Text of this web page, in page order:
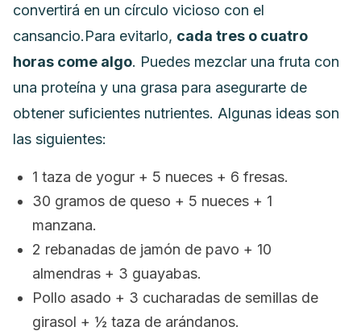
convertirá en un círculo vicioso con el
cansancio.Para evitarlo, cada tres o cuatro
horas come algo. Puedes mezclar una fruta con
una proteína y una grasa para asegurarte de
obtener suficientes nutrientes. Algunas ideas son
las siguientes:
1 taza de yogur + 5 nueces + 6 fresas.
30 gramos de queso + 5 nueces + 1
manzana.
2 rebanadas de jamón de pavo + 10
almendras + 3 guayabas.
Pollo asado + 3 cucharadas de semillas de
girasol + ½ taza de arándanos.